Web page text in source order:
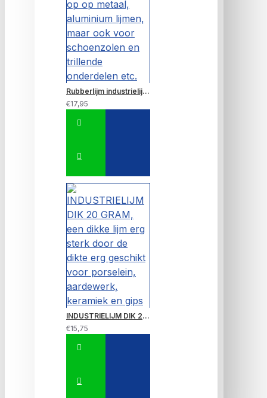
Rubberlijm industrielijm Black XXL 20 GRAM~Metaal, rubber, rubber op op metaal, aluminium lijmen, maar ook voor schoenzolen en trillende onderdelen etc.
€17,95
INDUSTRIELIJM DIK 20 GRAM, een dikke lijm erg sterk door de dikte erg geschikt voor porselein, aardewerk, keramiek en gips
€15,75